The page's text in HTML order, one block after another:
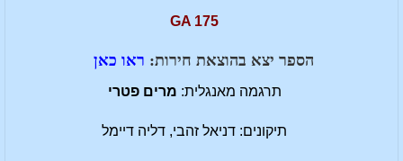
GA 175
הספר יצא בהוצאת חירות: ראו כאן
תרגמה מאנגלית: מרים פטרי
תיקונים: דניאל זהבי, דליה דיימל